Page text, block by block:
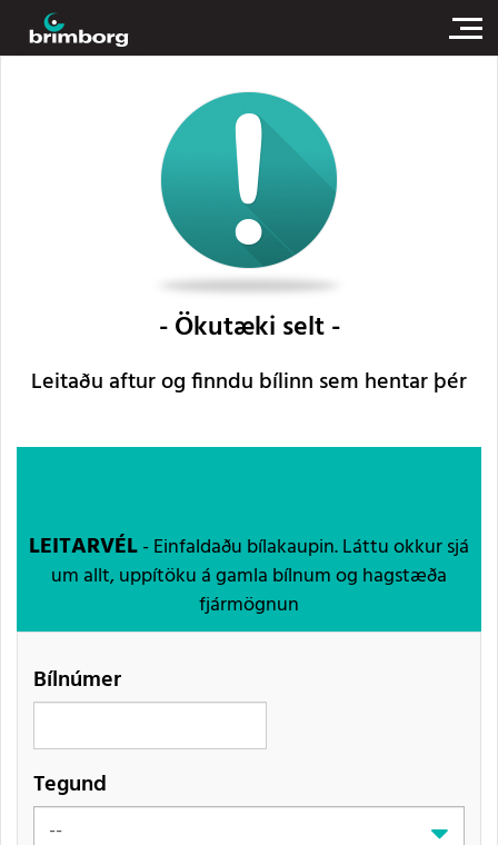
Ökutæki selt
Leitaðu aftur og finndu bílinn sem hentar þér
LEITARVÉL- Einfaldaðu bílakaupin. Láttu okkur sjá
um allt, uppítöku á gamla bílnum og hagstæða
fjármögnun
Bílnúmer
Tegund